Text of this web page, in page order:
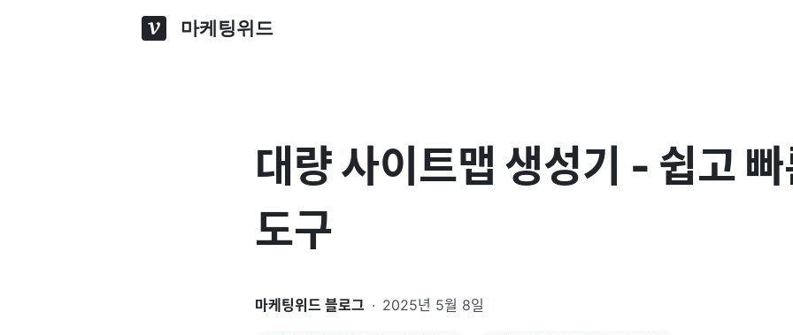
마케팅위드
대량 사이트맵 생성기 - 쉽고
도구
마케팅위드 블로그 · 2025년 5월 8일